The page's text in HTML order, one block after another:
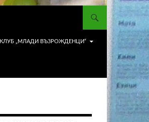
КЛУБ „МЛАДИ ВЪЗРОЖДЕНЦИ“